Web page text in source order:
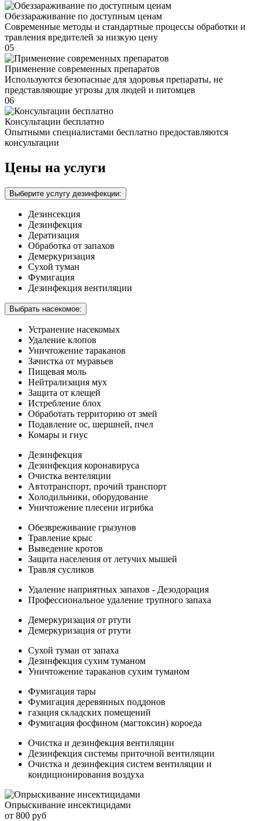
Обеззараживание по доступным ценам
Современные методы и стандартные процессы обработки и
травления вредителей за низкую цену
05
Применение современных препаратов
Используются безопасные для здоровья препараты, не
представляющие угрозы для людей и питомцев
06
Консультации бесплатно
Опытными специалистами бесплатно предоставляются
консультации
Цены на услуги
Выберите услугу дезинфекции:
Дезинсекция
Дезинфекция
Дератизация
Обработка от запахов
Демеркуризация
Сухой туман
Фумигация
Дезинфекция вентиляции
Выбрать насекомое:
Устранение насекомых
Удаление клопов
Уничтожение тараканов
Зачистка от муравьев
Пищевая моль
Нейтрализация мух
Защита от клещей
Истребление блох
Обработать территорию от змей
Подавление ос, шершней, пчел
Комары и гнус
Дезинфекция
Дезинфекция коронавируса
Очистка вентеляции
Автотранспорт, прочий транспорт
Холодильники, оборудование
Уничтожение плесени игрибка
Обезвреживание грызунов
Травление крыс
Выведение кротов
Защита населения от летучих мышей
Травля сусликов
Удаление наприятных запахов - Дезодорация
Профессиональное удаление трупного запаха
Демеркуризация от ртути
Демеркуризация от ртути
Сухой туман от запаха
Дезинфекция сухим туманом
Уничтожение тараканов сухим туманом
Фумигация тары
Фумигация деревянных поддонов
газация складских помещений
Фумигация фосфином (магтоксин) короеда
Очистка и дезинфекция вентиляции
Дезинфекция системы приточной вентиляции
Очистка и дезинфекция систем вентиляции и
кондиционирования воздуха
Опрыскивание инсектицидами
от 800 руб